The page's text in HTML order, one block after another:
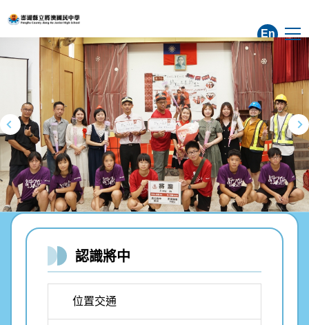
到
要
En
認識將中
位置交通